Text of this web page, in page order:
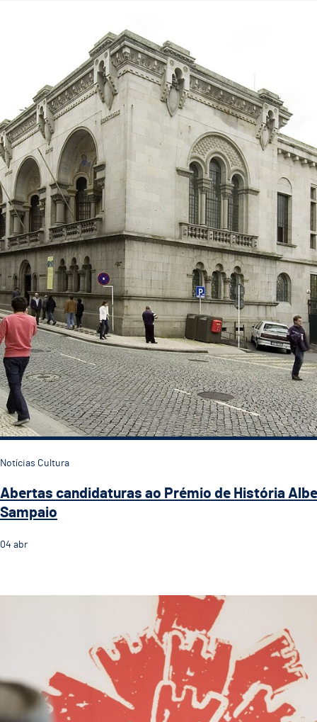
Notícias Cultura
Abertas candidaturas ao Prémio de História
Sampaio
04 abr
Guimarães celebra os 50 anos do 25 de abril